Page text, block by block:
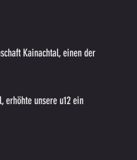
Kainachtal, einen der
erhöhte unsere u12 ein